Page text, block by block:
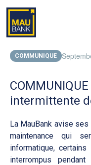
COMMUNIQUE
intermittente
La MauBank avise
maintenance qui
informatique,
interrompus